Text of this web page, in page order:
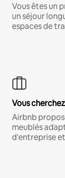
Vous êtes un
un séjour
espaces de
Vous
Airbnb
meublés
d'entreprise